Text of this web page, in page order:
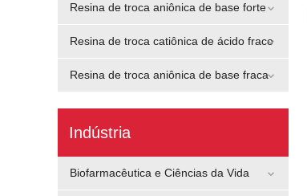
Resina de troca aniônica de base forte
Resina de troca catiônica de ácido fraco
Resina de troca aniônica de base fraca
Indústria
Biofarmacêutica e Ciências da Vida